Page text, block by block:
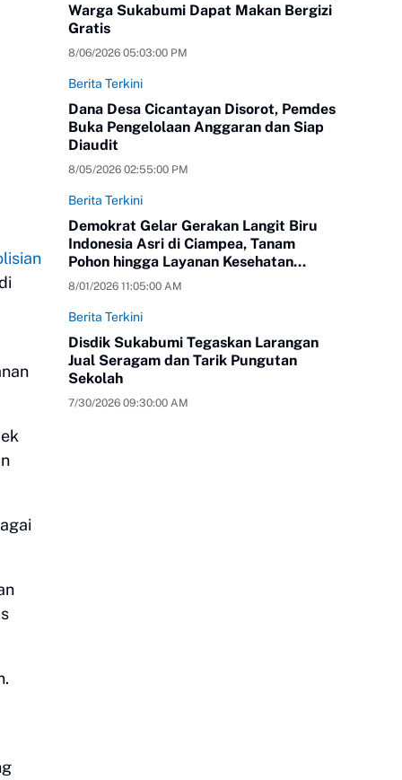
Warga Sukabumi Dapat Makan Bergizi
Gratis
8/06/2026 05:03:00 PM
Berita Terkini
Dana Desa Cicantayan Disorot, Pemdes
Buka Pengelolaan Anggaran dan Siap
Diaudit
8/05/2026 02:55:00 PM
Berita Terkini
Demokrat Gelar Gerakan Langit Biru
Indonesia Asri di Ciampea, Tanam
Pohon hingga Layanan Kesehatan
Gratis
8/01/2026 11:05:00 AM
Berita Terkini
Disdik Sukabumi Tegaskan Larangan
Jual Seragam dan Tarik Pungutan
Sekolah
7/30/2026 09:30:00 AM